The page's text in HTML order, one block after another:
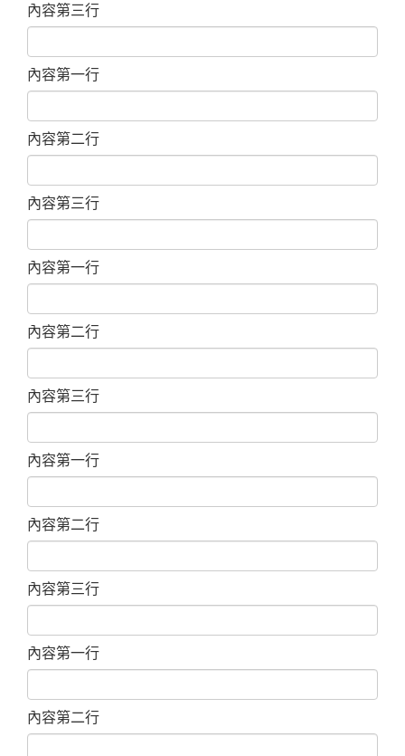
內容第三行
內容第一行
內容第二行
內容第三行
內容第一行
內容第二行
內容第三行
內容第一行
內容第二行
內容第三行
內容第一行
內容第二行